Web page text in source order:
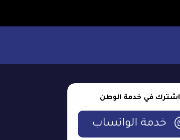
اشترك في خدمة الوطن
خدمة الواتساب